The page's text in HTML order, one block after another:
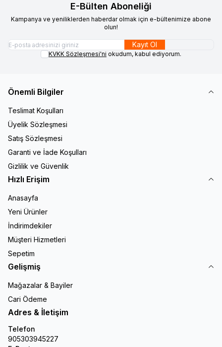
E-Bülten Aboneliği
Kampanya ve yeniliklerden haberdar olmak için e-bültenimize abone
olun!
Kayıt Ol
KVKK Sözleşmesi'ni okudum, kabul ediyorum.
Önemli Bilgiler
Teslimat Koşulları
Üyelik Sözleşmesi
Satış Sözleşmesi
Garanti ve İade Koşulları
Gizlilik ve Güvenlik
Hızlı Erişim
Anasayfa
Yeni Ürünler
İndirimdekiler
Müşteri Hizmetleri
Sepetim
Gelişmiş
Mağazalar & Bayiler
Cari Ödeme
Adres & İletişim
Telefon
905303945227